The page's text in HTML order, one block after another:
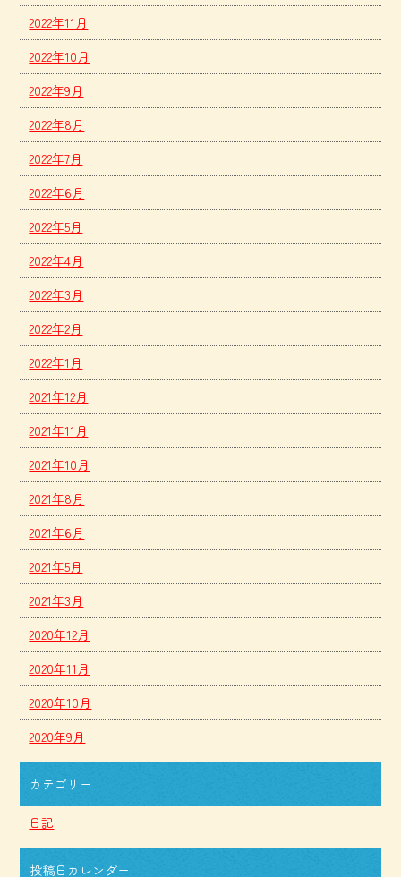
2022年11月
2022年10月
2022年9月
2022年8月
2022年7月
2022年6月
2022年5月
2022年4月
2022年3月
2022年2月
2022年1月
2021年12月
2021年11月
2021年10月
2021年8月
2021年6月
2021年5月
2021年3月
2020年12月
2020年11月
2020年10月
2020年9月
カテゴリー
日記
投稿日カレンダー